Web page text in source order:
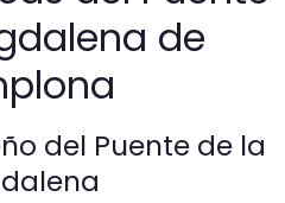
de
del Puente de la